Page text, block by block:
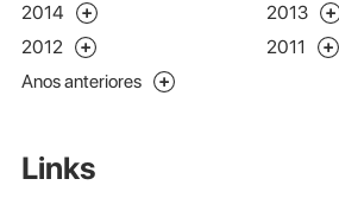
2014
2013
2012
2011
Anos anteriores
Links